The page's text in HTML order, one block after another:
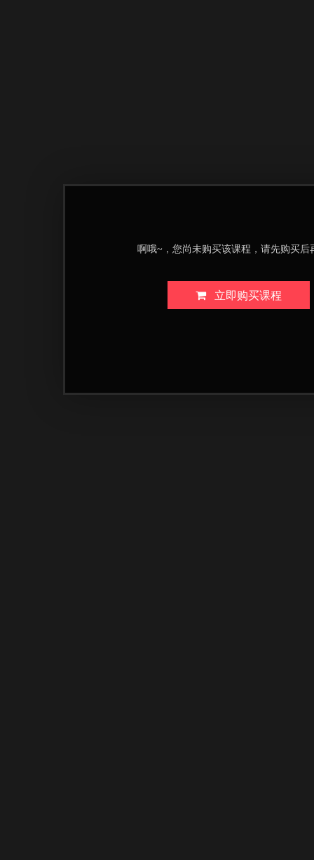
啊哦~，您尚未购买该课程，请先购买后
立即购买课程